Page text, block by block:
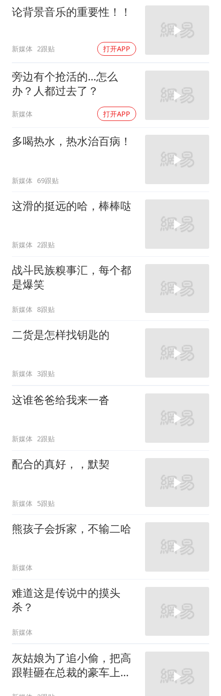
论背景音乐的重要性！！
新媒体 2跟贴 打开APP
旁边有个抢活的…怎么
办？人都过去了？
新媒体 打开APP
多喝热水，热水治百病！
新媒体 69跟贴
这滑的挺远的哈，棒棒哒
新媒体 2跟贴
战斗民族糗事汇，每个都
是爆笑
新媒体 8跟贴
二货是怎样找钥匙的
新媒体 3跟贴
这谁爸爸给我来一沓
新媒体 2跟贴
配合的真好，，默契
新媒体 5跟贴
熊孩子会拆家，不输二哈
新媒体
难道这是传说中的摸头
杀？
新媒体
灰姑娘为了追小偷，把高
跟鞋砸在总裁的豪车上，